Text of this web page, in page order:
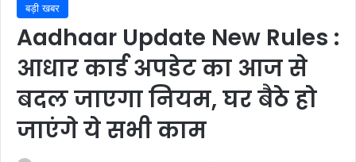
बड़ी खबर
Aadhaar Update New Rules :
आधार कार्ड अपडेट का आज से
बदल जाएगा नियम, घर बैठे हो
जाएंगे ये सभी काम